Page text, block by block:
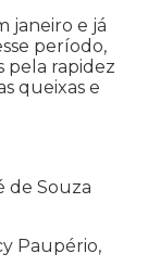
janeiro e já
período,
pela rapidez
queixas e
de Souza
Paupério,